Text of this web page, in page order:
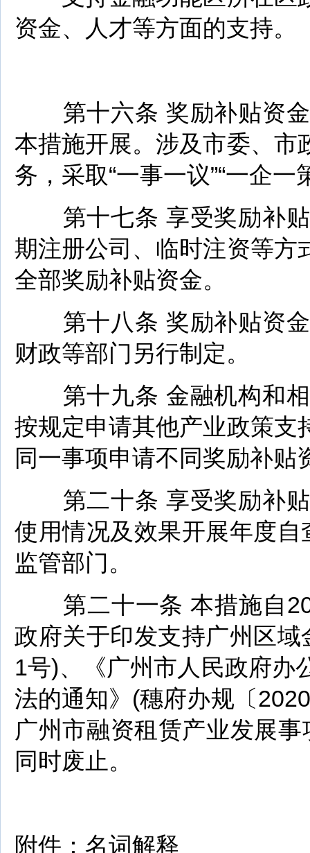
资金、人才等方面的支持。
第十六条 奖励补贴资金
本措施开展。涉及市委、市
务，采取“一事一议”“一企
第十七条 享受奖励补贴
期注册公司、临时注资等方
全部奖励补贴资金。
第十八条 奖励补贴资金
财政等部门另行制定。
第十九条 金融机构和相
按规定申请其他产业政策支
同一事项申请不同奖励补贴
第二十条 享受奖励补贴
使用情况及效果开展年度
监管部门。
第二十一条 本措施自
政府关于印发支持广州区
1号)、《广州市人民政府办
法的通知》(穗府办规〔
广州市融资租赁产业发展
同时废止。
附件：名词解释